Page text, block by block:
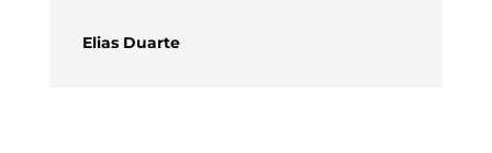
Elias Duarte